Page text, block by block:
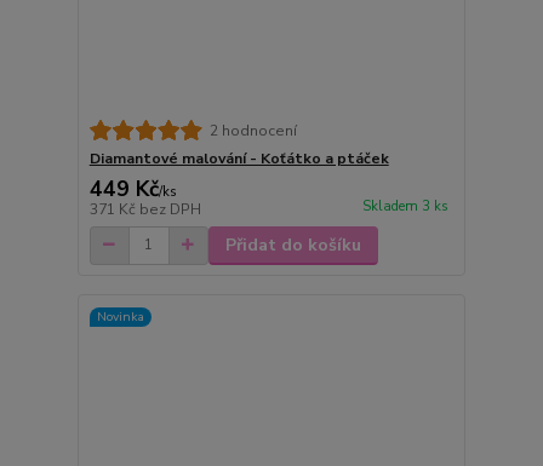
2 hodnocení
Diamantové malování - Koťátko a ptáček
449 Kč/ks
371 Kč bez DPH Skladem 3 ks
Přidat do košíku
Novinka